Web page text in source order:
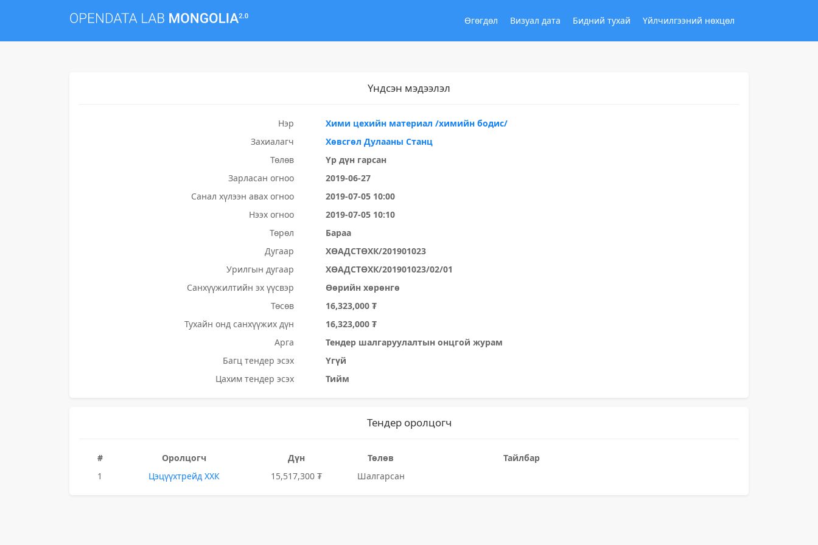
Өгөгдөл Визуал дата Бидний тухай Үйлчилгээний нөхцөл
Үндсэн мэдээлэл
Нэр
Хими цехийн материал /химийн бодис/
Захиалагч
Хөвсгөл Дулааны Станц
Төлөв
Үр дүн гарсан
Зарласан огноо
2019-06-27
Санал хүлээн авах огноо
2019-07-05 10:00
Нээх огноо
2019-07-05 10:10
Төрөл
Бараа
Дугаар
ХӨАДСТӨХК/201901023
Урилгын дугаар
ХӨАДСТӨХК/201901023/02/01
Санхүүжилтийн эх үүсвэр
Өөрийн хөрөнгө
Төсөв
16,323,000 ₮
Тухайн онд санхүүжих дүн
16,323,000 ₮
Арга
Тендер шалгаруулалтын онцгой журам
Багц тендер эсэх
Үгүй
Цахим тендер эсэх
Тийм
Тендер оролцогч
# Оролцогч Дүн Төлөв
Тайлбар
1
Цэцүүхтрейд ХХК 15,517,300 ₮ Шалгарсан